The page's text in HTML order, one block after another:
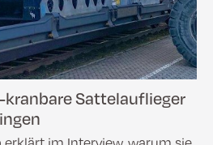
Sattelauflieger